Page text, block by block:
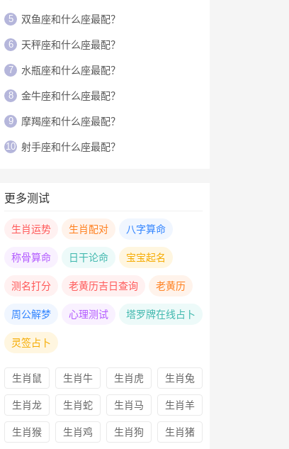
5 双鱼座和什么座最配？
6 天秤座和什么座最配？
7 水瓶座和什么座最配？
8 金牛座和什么座最配？
9 摩羯座和什么座最配？
10 射手座和什么座最配？
更多测试
生肖运势 生肖配对 八字算命
称骨算命 日干论命 宝宝起名
测名打分 老黄历吉日查询 老黄历
周公解梦 心理测试 塔罗牌在线占卜
灵签占卜
生肖鼠 生肖牛 生肖虎 生肖兔
生肖龙 生肖蛇 生肖马 生肖羊
生肖猴 生肖鸡 生肖狗 生肖猪